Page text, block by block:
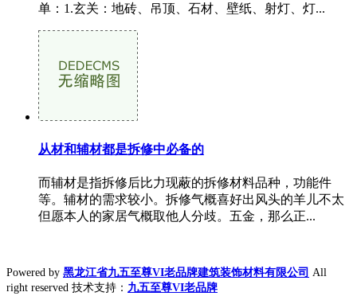
单：1.玄关：地砖、吊顶、石材、壁纸、射灯、灯...
从材和辅材都是拆修中必备的
而辅材是指拆修后比力现蔽的拆修材料品种，功能件
等。辅材的需求较小。拆修气概喜好出风头的羊儿不太
但愿本人的家居气概取他人分歧。五金，那么正...
Powered by 黑龙江省九五至尊VI老品牌建筑装饰材料有限公司 All
right reserved 技术支持： 九五至尊VI老品牌